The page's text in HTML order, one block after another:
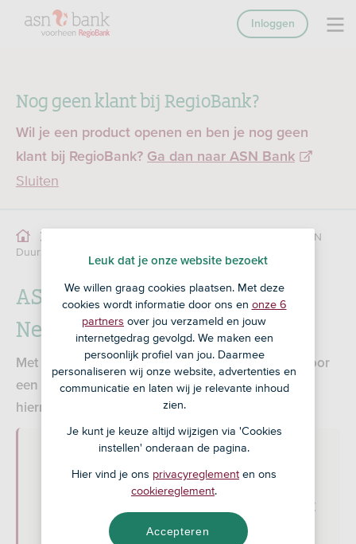
Nog geen klant bij RegioBank?
Wil je een product openen en ben je nog geen
klant bij RegioBank? Ga dan naar ASN Bank
Sluiten
Inloggen
ASN
Duurzaam Mixfonds Neutraal
ASN Duurzaam Mixfonds
Neutraal
Met het ASN Duurzaam Mixfonds Neutraal ga je voor
een gemiddeld rendement en accepteer je dat je
hiermee een gemiddeld beleggingsrisico loopt.
ASN Duurzaam Mixfonds Neutraal in het
Leuk dat je onze website bezoekt
We willen graag cookies plaatsen. Met deze
cookies wordt informatie door ons en onze 6
partners over jou verzameld en jouw
internetgedrag gevolgd. We maken een
persoonlijk profiel van jou. Daarmee
personaliseren wij onze website, advertenties en
communicatie en laten wij je relevante inhoud
zien.
Je kunt je keuze altijd wijzigen via 'Cookies
instellen' onderaan de pagina.
Hier vind je ons privacyreglement en ons
cookiereglement.
Accepteren